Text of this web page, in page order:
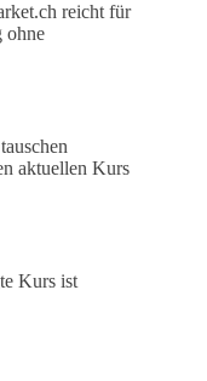
reicht für
ohne
aktuellen Kurs
Kurs ist